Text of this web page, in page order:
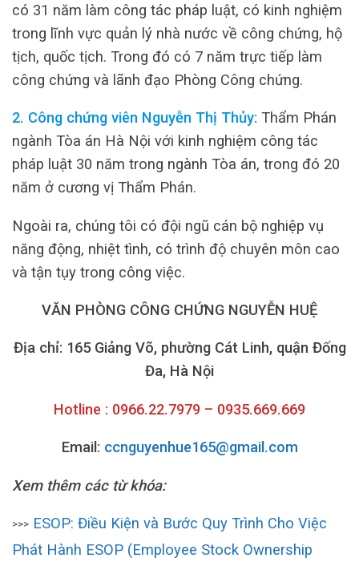
có 31 năm làm công tác pháp luật, có kinh nghiệm
trong lĩnh vực quản lý nhà nước về công chứng, hộ
tịch, quốc tịch. Trong đó có 7 năm trực tiếp làm
công chứng và lãnh đạo Phòng Công chứng.
2. Công chứng viên Nguyễn Thị Thủy: Thẩm Phán
ngành Tòa án Hà Nội với kinh nghiệm công tác
pháp luật 30 năm trong ngành Tòa án, trong đó 20
năm ở cương vị Thẩm Phán.
Ngoài ra, chúng tôi có đội ngũ cán bộ nghiệp vụ
năng động, nhiệt tình, có trình độ chuyên môn cao
và tận tụy trong công việc.
VĂN PHÒNG CÔNG CHỨNG NGUYỄN HUỆ
Địa chỉ: 165 Giảng Võ, phường Cát Linh, quận Đống
Đa, Hà Nội
Hotline : 0966.22.7979 – 0935.669.669
Email: ccnguyenhue165@gmail.com
Xem thêm các từ khóa:
>>> ESOP: Điều Kiện và Bước Quy Trình Cho Việc
Phát Hành ESOP (Employee Stock Ownership